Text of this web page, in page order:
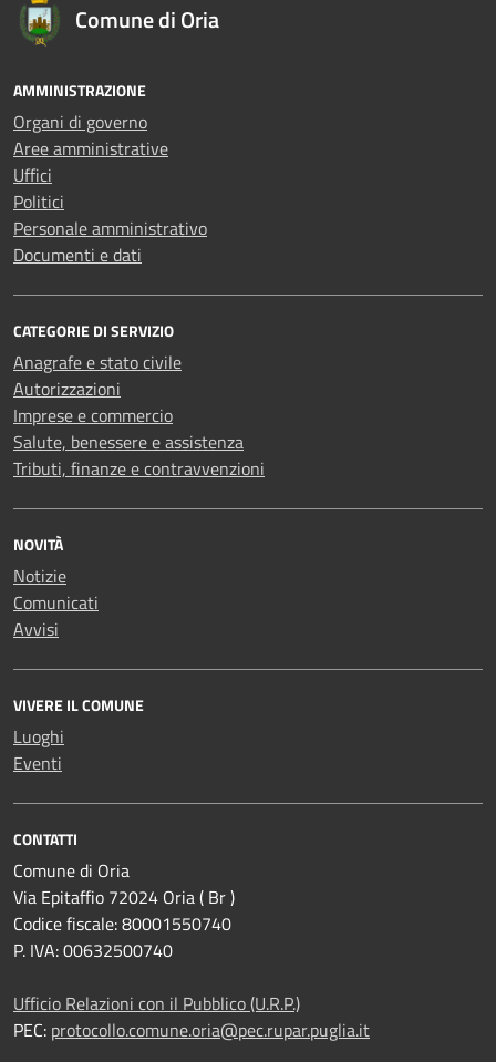
Comune di Oria
AMMINISTRAZIONE
Organi di governo
Aree amministrative
Uffici
Politici
Personale amministrativo
Documenti e dati
CATEGORIE DI SERVIZIO
Anagrafe e stato civile
Autorizzazioni
Imprese e commercio
Salute, benessere e assistenza
Tributi, finanze e contravvenzioni
NOVITÀ
Notizie
Comunicati
Avvisi
VIVERE IL COMUNE
Luoghi
Eventi
CONTATTI
Comune di Oria
Via Epitaffio 72024 Oria ( Br )
Codice fiscale: 80001550740
P. IVA: 00632500740
Ufficio Relazioni con il Pubblico (U.R.P.)
PEC: protocollo.comune.oria@pec.rupar.puglia.it